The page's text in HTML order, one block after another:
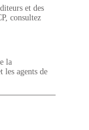
et des
consultez
la
les agents de